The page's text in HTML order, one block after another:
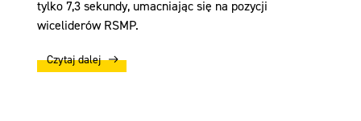
tylko 7,3 sekundy, umacniając się na pozycji
wiceliderów RSMP.
Czytaj dalej